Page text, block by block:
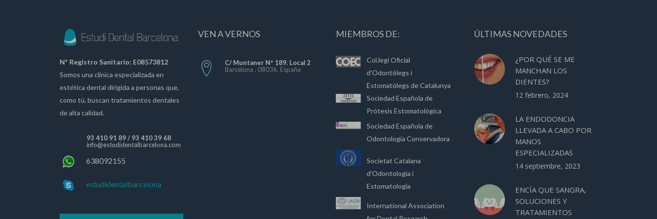
Nº Registro Sanitario: E08573812
Somos una clínica especializada en
estética dental dirigida a personas que,
como tú, buscan tratamientos dentales
de alta calidad.
93 410 91 89/ 93 410 39 68
info@estudidentalbarcelona.com
638092155
estudidentalbarcelona
VEN A VERNOS
C/ Muntaner Nº 189. Local 2
Barcelona , 08036, España
MIEMBROS DE:
Col.legi Oficial
d'Odontòlegs i
Estomatòlegs de Catalunya
Sociedad Española de
Prótesis Estomatológica
Sociedad Española de
Odontología Conservadora
Societat Catalana
d’Odontologia i
Estomatologia
International Association
ÚLTIMAS NOVEDADES
¿POR QUÉ SE ME
MANCHAN LOS
DIENTES?
12 febrero, 2024
LA ENDODONCIA
LLEVADA A CABO POR
MANOS
ESPECIALIZADAS
14 septiembre, 2023
ENCÍA QUE SANGRA,
SOLUCIONES Y
TRATAMIENTOS